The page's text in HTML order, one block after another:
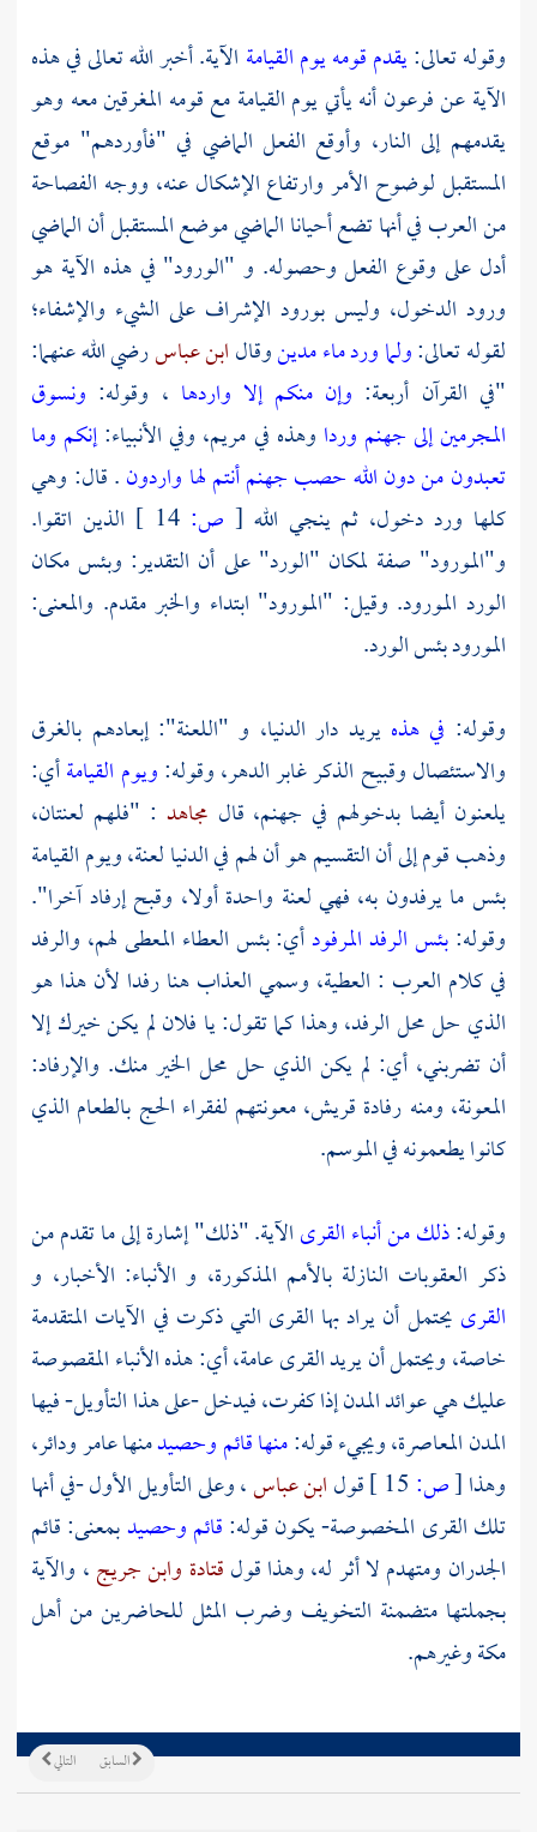
وقوله تعالى:يقدم قومه يوم القيامة الآية. أخبر الله تعالى في هذه
الآية عنفرعونأنه يأتي يوم القيامة مع قومه المغرقين معه وهو
يقدمهم إلى النار، وأوقع الفعل الماضي في "فأوردهم" موقع
المستقبل لوضوح الأمر وارتفاع الإشكال عنه، ووجه الفصاحة
منالعربفي أنها تضع أحيانا الماضي موضع المستقبل أن الماضي
أدل على وقوع الفعل وحصوله. و "الورود" في هذه الآية هو
ورود الدخول، وليس بورود الإشراف على الشيء والإشفاء؛
لقوله تعالى:ولما ورد ماء مدينوقالابن عباسرضي الله عنهما:
"في القرآن أربعة: وإن منكم إلا واردها ، وقوله: ونسوق
المجرمين إلى جهنم وردا وهذه فيمريم، وفي الأنبياء:إنكم وما
تعبدون من دون الله حصب جهنم أنتم لها واردون. قال: وهي
كلها ورد دخول، ثم ينجي الله [ ص:
الذين اتقوا.
و"المورود" صفة لمكان "الورد" على أن التقدير: وبئس مكان
الورد المورود. وقيل: "المورود" ابتداء والخبر مقدم. والمعنى:
المورود بئس الورد.
وقوله: في هذهيريد دار الدنيا، و "اللعنة": إبعادهم بالغرق
والاستئصال وقبيح الذكر غابر الدهر، وقوله:ويوم القيامةأي:
يلعنون أيضا بدخولهم في جهنم، قال مجاهد : "فلهم لعنتان،
وذهب قوم إلى أن التقسيم هو أن لهم في الدنيا لعنة، ويوم القيامة
بئس ما يرفدون به، فهي لعنة واحدة أولا، وقبح إرفاد آخرا".
وقوله:بئس الرفد المرفودأي: بئس العطاء المعطى لهم، والرفد
في كلام العرب : العطية، وسمي العذاب هنا رفدا لأن هذا هو
الذي حل محل الرفد، وهذا كما تقول: يا فلان لم يكن خيرك إلا
أن تضربني، أي: لم يكن الذي حل محل الخير منك. والإرفاد:
المعونة، ومنه رفادة قريش، معونتهم لفقراء الحج بالطعام الذي
كانوا يطعمونه في الموسم.
وقوله:ذلك من أنباء القرىالآية. "ذلك" إشارة إلى ما تقدم من
ذكر العقوبات النازلة بالأمم المذكورة، و الأنباء: الأخبار، و
القرى يحتمل أن يراد بها القرى التي ذكرت في الآيات المتقدمة
خاصة، ويحتمل أن يريد القرى عامة، أي: هذه الأنباء المقصوصة
عليك هي عوائد المدن إذا كفرت، فيدخل -على هذا التأويل- فيها
المدن المعاصرة، ويجيء قوله:منها قائم وحصيدمنها عامر ودائر،
وهذا[ص: قولابن عباس، وعلى التأويل الأول -في أنها
تلك القرى المخصوصة- يكون قوله:قائم وحصيدبمعنى: قائم
الجدران ومتهدم لا أثر له، وهذا قولقتادة وابن جريج، والآية
بجملتها متضمنة التخويف وضرب المثل للحاضرين من أهل
مكةوغيرهم.
التالي السابق